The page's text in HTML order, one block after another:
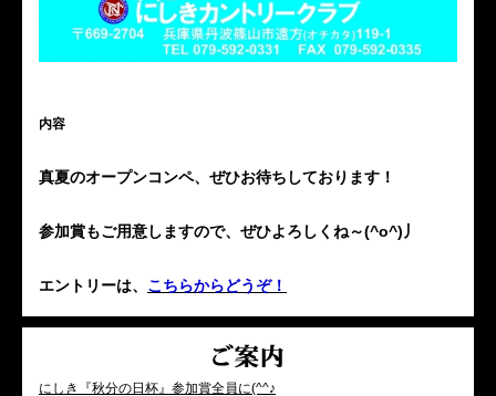
内容
真夏のオープンコンペ、ぜひお待ちしております！
参加賞もご用意しますので、ぜひよろしくね～(^o^)丿
エントリーは、 こちらからどうぞ！
にしき『秋分の日杯』参加賞全員に(^^♪